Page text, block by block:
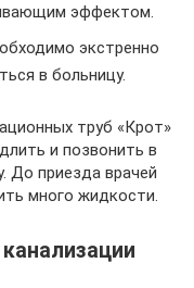
эффектом.
экстренно
в больницу.
труб «Крот»
и позвонить в
До приезда врачей
много жидкости.